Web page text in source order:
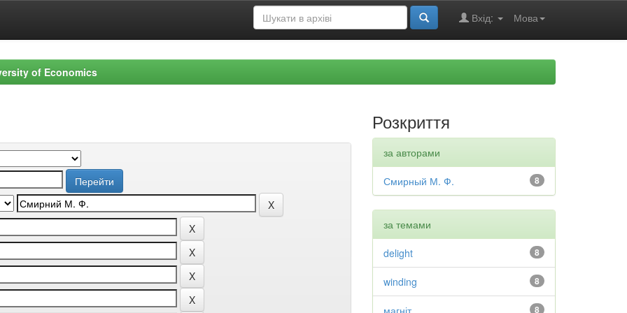
Мова
Вхід:
of Economics
Розкриття
за авторами
8
Смирный М. Ф.
за темами
8
delight
8
winding
8
магніт